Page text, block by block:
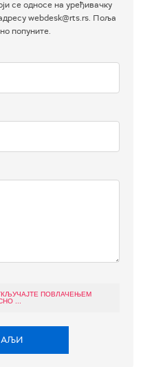
се односе на уређивачку
webdesk@rts.rs. Поља
попуните.
ПОВЛАЧЕЊЕМ
...